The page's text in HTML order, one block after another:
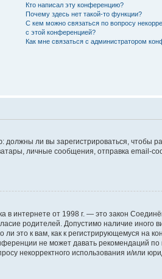
Кто написал эту конференцию?
Почему здесь нет такой-то функции?
С кем можно связаться по вопросу
с этой конференцией?
Как мне связаться с администратором
ли вы зарегистрироваться, чтобы
личные сообщения, отправка email-
в интернете от 1998 г. — это закон
родителей. Допустимо наличие иного
к вам, как к регистрирующемуся на
не может давать рекомендаций
некорректного использования и/или